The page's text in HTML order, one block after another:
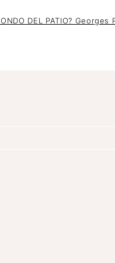
DEL PATIO? Georges